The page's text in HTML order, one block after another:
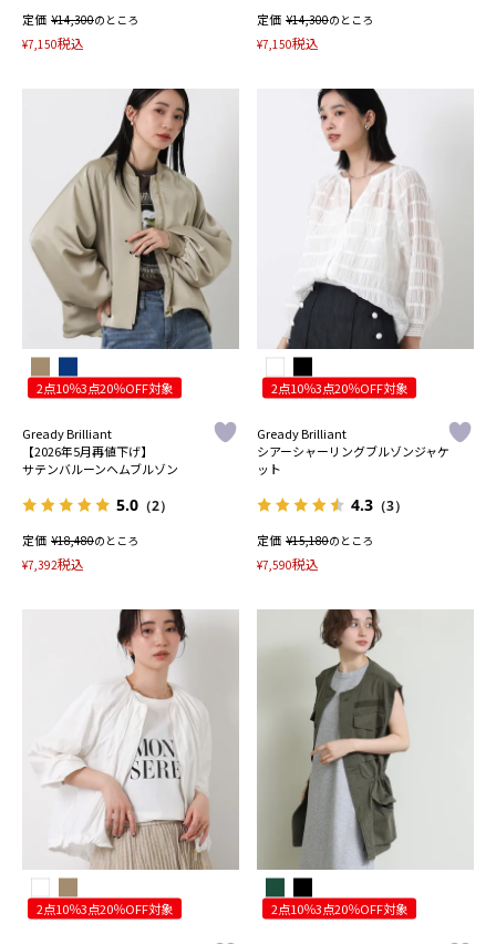
定価 ¥14,300のところ
¥7,150税込
定価 ¥14,300のところ
¥7,150税込
2点10％3点20％OFF対象
Gready Brilliant
【2026年5月再値下げ】
サテンバルーンヘムブルゾン
5.0 （2）
定価 ¥18,480のところ
¥7,392税込
2点10％3点20％OFF対象
Gready Brilliant
シアーシャーリングブルゾンジャケ
ット
4.3 （3）
定価 ¥15,180のところ
¥7,590税込
2点10％3点20％OFF対象 2点10％3点20％OFF対象